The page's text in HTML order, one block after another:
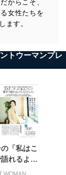
指針及び
するため
全対策を実
防止及び是
器及び当該
人データへ
からこそ、
女性たちを
ます。
トウーマンプレ
「私はこ
れるよう
た」